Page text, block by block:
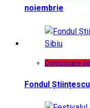
noiembrie
Comunicate
Fondul